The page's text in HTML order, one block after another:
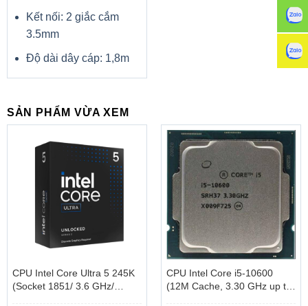
Công nghệ Acer TrueHarmony cho chất âm trong trẻo và
hài hòa, khả năng xử lý tạp âm hiệu quả cho những giây
phút thư thái cùng chất lượng âm thanh tuyệt vời.
Đa dạng kết nối
Chiếc laptop này trang bị một cổng kết nối USB Type-C
truyền dữ liệu một cách nhanh chóng, 1 cổng LAN (RJ45),
Kết nối: 2 giắc cắm
3.5mm
Độ dài dây cáp: 1,8m
SẢN PHẨM VỪA XEM
CPU Intel Core Ultra 5 245K
(Socket 1851/ 3.6 GHz/
CPU Intel Core i5-10600
(12M Cache, 3.30 GHz up to